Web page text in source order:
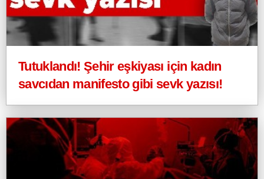
Tutuklandı! Şehir eşkiyası için kadın
savcıdan manifesto gibi sevk yazısı!